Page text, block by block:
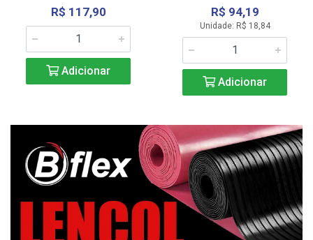
R$ 117,90
Adicionar
R$ 94,19
Unidade: R$ 18,84
Adicionar